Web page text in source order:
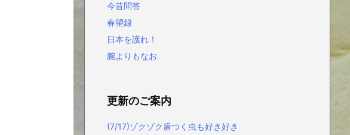
今昔問答
春望録
日本を護れ！
腕よりもなお
更新のご案内
(7/17)ゾクゾク盾つく虫も好き好き